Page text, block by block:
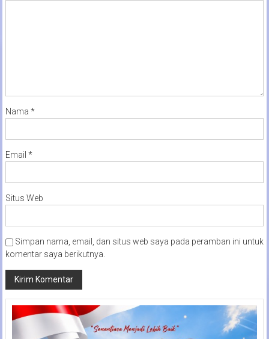
Nama *
Email *
Situs Web
Simpan nama, email, dan situs web saya pada peramban ini untuk
komentar saya berikutnya.